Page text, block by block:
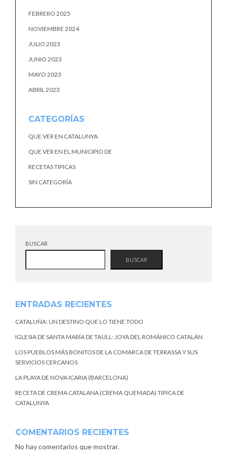
FEBRERO 2025
NOVIEMBRE 2024
JULIO 2023
JUNIO 2023
MAYO 2023
ABRIL 2023
CATEGORÍAS
QUE VER EN CATALUNYA
QUE VER EN EL MUNICIPIO DE
RECETAS TIPICAS
SIN CATEGORÍA
BUSCAR
BUSCAR
ENTRADAS RECIENTES
CATALUÑA: UN DESTINO QUE LO TIENE TODO
IGLESIA DE SANTA MARÍA DE TAÜLL: JOYA DEL ROMÁNICO CATALÁN
LOS PUEBLOS MÁS BONITOS DE LA COMARCA DE TERRASSA Y SUS
SERVICIOS CERCANOS
LA PLAYA DE NOVA ICARIA (BARCELONA)
RECETA DE CREMA CATALANA (CREMA QUEMADA) TIPICA DE
CATALUNYA
COMENTARIOS RECIENTES
No hay comentarios que mostrar.